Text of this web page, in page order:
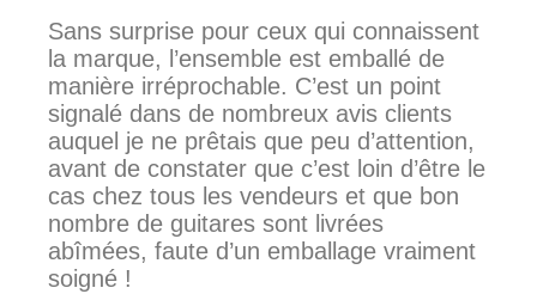
Sans surprise pour ceux qui connaissent
la marque, l’ensemble est emballé de
manière irréprochable. C’est un point
signalé dans de nombreux avis clients
auquel je ne prêtais que peu d’attention,
avant de constater que c’est loin d’être le
cas chez tous les vendeurs et que bon
nombre de guitares sont livrées
abîmées, faute d’un emballage vraiment
soigné !